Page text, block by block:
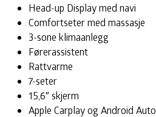
Head-up Display med navi
Comfortseter med massasje
3-sone klimaanlegg
Førerassistent
Rattvarme
7-seter
15,6″ skjerm
Apple Carplay og Android Auto